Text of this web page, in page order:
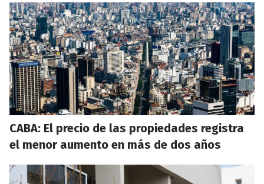
CABA: El precio de las propiedades registra
el menor aumento en más de dos años